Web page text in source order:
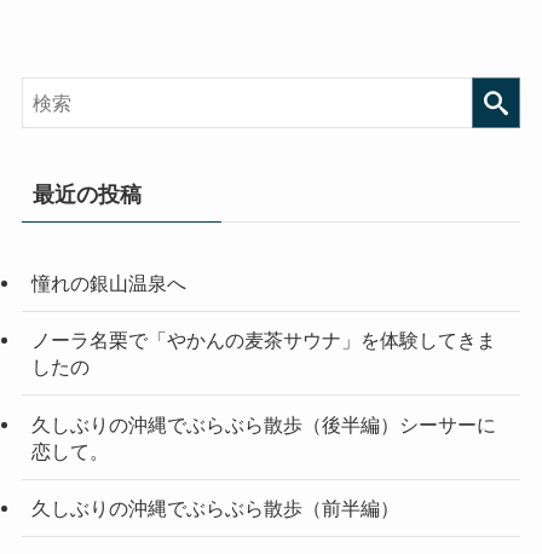
最近の投稿
憧れの銀山温泉へ
ノーラ名栗で「やかんの麦茶サウナ」を体験してきま
したの
久しぶりの沖縄でぶらぶら散歩（後半編）シーサーに
恋して。
久しぶりの沖縄でぶらぶら散歩（前半編）